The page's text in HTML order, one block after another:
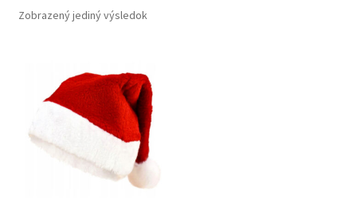
Kontakt
Zobrazený jediný výsledok